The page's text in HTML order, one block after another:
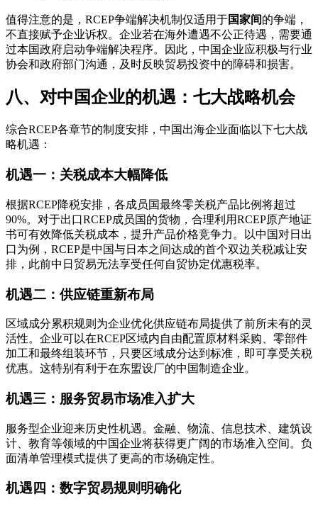
值得注意的是，RCEP争端解决机制仅适用于国家间的争端，
不直接赋予企业诉权。企业若在海外遭遇不公正待遇，需要通
过本国政府启动争端解决程序。因此，中国企业应积极与行业
协会和政府部门沟通，及时反映贸易投资中的障碍和损害。
八、对中国企业的机遇：七大战略机会
综合RCEP各章节的制度安排，中国出海企业面临以下七大战
略机遇：
机遇一：关税成本大幅降低
根据RCEP降税安排，各成员国最终零关税产品比例将超过
90%。对于出口RCEP成员国的货物，合理利用RCEP原产地证
书可有效降低关税成本，提升产品价格竞争力。以中国对日出
口为例，RCEP是中国与日本之间达成的首个双边关税减让安
排，此前中日贸易无法享受任何自贸协定优惠税率。
机遇二：供应链重新布局
区域成分累积规则为企业优化供应链布局提供了前所未有的灵
活性。企业可以在RCEP区域内自由配置原材料采购、零部件
加工和最终组装环节，只要区域成分达到标准，即可享受关税
优惠。这特别有利于在东盟设厂的中国制造企业。
机遇三：服务贸易市场准入扩大
服务型企业迎来历史性机遇。金融、物流、信息技术、建筑设
计、教育等领域的中国企业将获得更广阔的市场准入空间。负
面清单管理模式提供了更高的市场确定性。
机遇四：数字贸易规则明确化